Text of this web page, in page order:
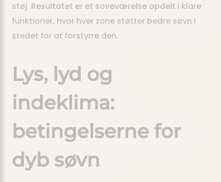
støj. Resultatet er et soveværelse opdelt i klare
funktioner, hvor hver zone støtter bedre søvn i
stedet for at forstyrre den.
Lys, lyd og
indeklima:
betingelserne for
dyb søvn